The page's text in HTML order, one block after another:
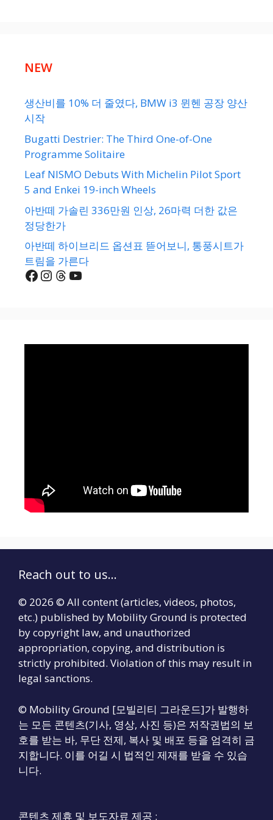
NEW
생산비를 10% 더 줄였다, BMW i3 뮌헨 공장 양산
시작
Bugatti Destrier: The Third One-of-One
Programme Solitaire
Leaf NISMO Debuts With Michelin Pilot Sport
5 and Enkei 19-inch Wheels
아반떼 가솔린 336만원 인상, 26마력 더한 값은
정당한가
아반떼 하이브리드 옵션표 뜯어보니, 통풍시트가
트림을 가른다
Facebook
Instagram
Threads
YouTube
Reach out to us...
© 2026 © All content (articles, videos, photos,
etc.) published by Mobility Ground is protected
by copyright law, and unauthorized
appropriation, copying, and distribution is
strictly prohibited. Violation of this may result in
legal sanctions.
© Mobility Ground [모빌리티 그라운드]가 발행하
는 모든 콘텐츠(기사, 영상, 사진 등)은 저작권법의 보
호를 받는 바, 무단 전제, 복사 및 배포 등을 엄격히 금
지합니다. 이를 어길 시 법적인 제재를 받을 수 있습
니다.
콘텐츠 제휴 및 보도자료 제공 :